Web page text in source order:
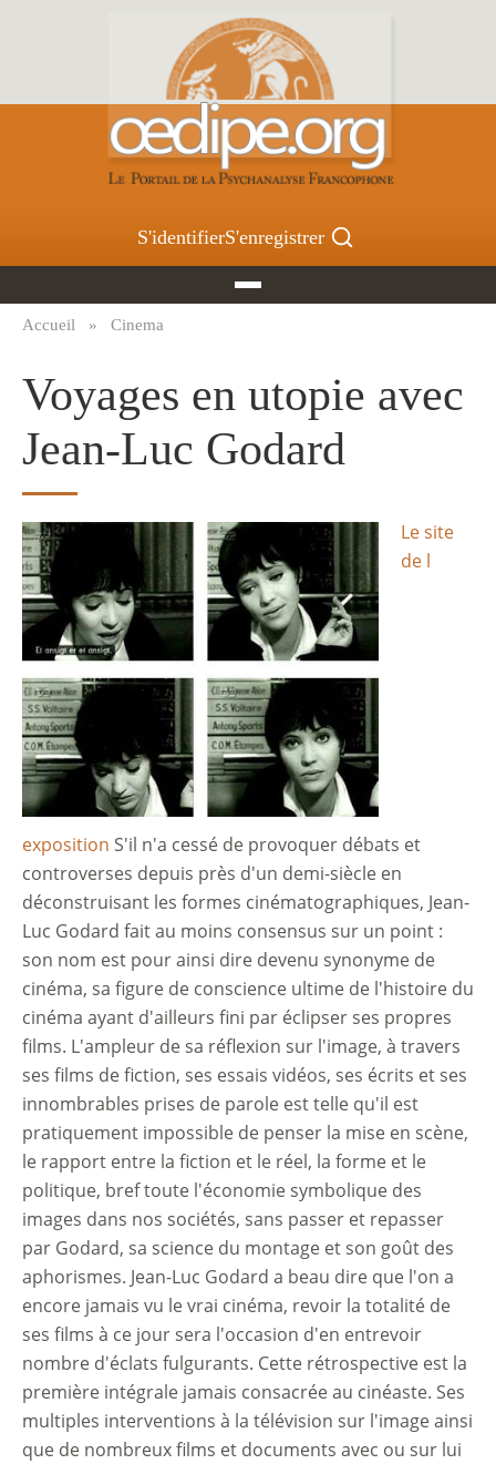
S'identifierS'enregistrer
d'Ariane
Accueil Cinema
Voyages en utopie avec
Jean-Luc Godard
Image
Le site
de l
exposition S'il n'a cessé de provoquer débats et
controverses depuis près d'un demi-siècle en
déconstruisant les formes cinématographiques, Jean-
Luc Godard fait au moins consensus sur un point :
son nom est pour ainsi dire devenu synonyme de
cinéma, sa figure de conscience ultime de l'histoire du
cinéma ayant d'ailleurs fini par éclipser ses propres
films. L'ampleur de sa réflexion sur l'image, à travers
ses films de fiction, ses essais vidéos, ses écrits et ses
innombrables prises de parole est telle qu'il est
pratiquement impossible de penser la mise en scène,
le rapport entre la fiction et le réel, la forme et le
politique, bref toute l'économie symbolique des
images dans nos sociétés, sans passer et repasser
par Godard, sa science du montage et son goût des
aphorismes. Jean-Luc Godard a beau dire que l'on a
encore jamais vu le vrai cinéma, revoir la totalité de
ses films à ce jour sera l'occasion d'en entrevoir
nombre d'éclats fulgurants. Cette rétrospective est la
première intégrale jamais consacrée au cinéaste. Ses
multiples interventions à la télévision sur l'image ainsi
que de nombreux films et documents avec ou sur lui